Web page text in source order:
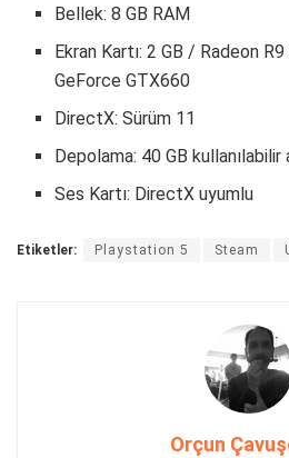
Bellek: 8 GB RAM
Ekran Kartı: 2 GB / Radeon
GeForce GTX660
DirectX: Sürüm 11
Depolama: 40 GB kullanılabilir
Ses Kartı: DirectX uyumlu
Etiketler: Playstation 5 Steam
Orçun